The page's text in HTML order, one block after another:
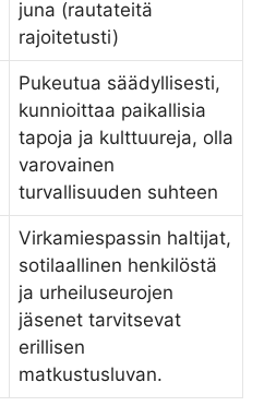
juna (rautateitä
rajoitetusti)
Pukeutua säädyllisesti,
kunnioittaa paikallisia
tapoja ja kulttuureja, olla
varovainen
turvallisuuden suhteen
Virkamiespassin haltijat,
sotilaallinen henkilöstä
ja urheiluseurojen
jäsenet tarvitsevat
erillisen
matkustusluvan.